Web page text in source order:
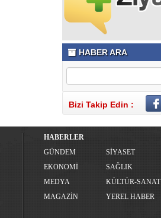
HABER ARA
Bizi Takip Edin :
HABERLER
GÜNDEM
SİYASET
EKONOMİ
SAĞLIK
MEDYA
KÜLTÜR-SANAT
MAGAZİN
YEREL HABER